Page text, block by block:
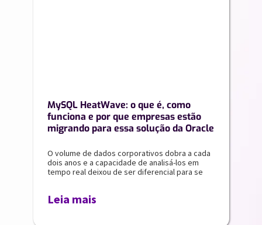
MySQL HeatWave: o que é, como
funciona e por que empresas estão
migrando para essa solução da Oracle
O volume de dados corporativos dobra a cada
dois anos e a capacidade de analisá-los em
tempo real deixou de ser diferencial para se
Leia mais